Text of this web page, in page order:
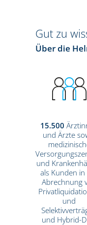
Gut zu
Über die
15.500
und Ärzte
und
als Kunden
Abrechnung
und
und Hybrid-